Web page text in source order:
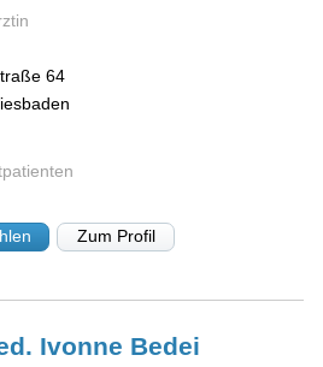
64
Zum Profil
Ivonne Bedei